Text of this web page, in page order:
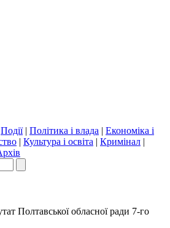
Події| Політика і влада | Економіка і
| Культура і освіта | Кримінал |
Полтавської обласної ради 7-го